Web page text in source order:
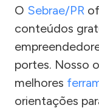
O Sebrae/PR
conteúdos
portes. Nosso
melhores
orientações